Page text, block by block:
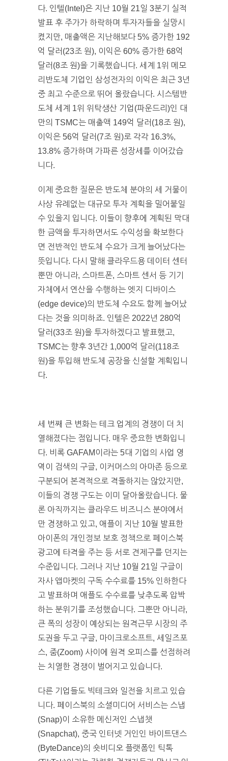
다. 인텔(Intel)은 지난 10월 21일 3분기 실적
발표 후 주가가 하락하며 투자자들을 실망시
켰지만, 매출액은 지난해보다 5% 증가한 192
억 달러(23조 원), 이익은 60% 증가한 68억
달러(8조 원)을 기록했습니다. 세계 1위 메모
리반도체 기업인 삼성전자의 이익은 최근 3년
중 최고 수준으로 뛰어 올랐습니다. 시스템반
도체 세계 1위 위탁생산 기업(파운드리)인 대
만의 TSMC는 매출액 149억 달러(18조 원),
이익은 56억 달러(7조 원)로 각각 16.3%,
13.8% 증가하며 가파른 성장세를 이어갔습
니다.
이제 중요한 질문은 반도체 분야의 세 거물이
사상 유례없는 대규모 투자 계획을 밀어붙일
수 있을지 입니다. 이들이 향후에 계획된 막대
한 금액을 투자하면서도 수익성을 확보한다
면 전반적인 반도체 수요가 크게 늘어났다는
뜻입니다. 다시 말해 클라우드용 데이터 센터
뿐만 아니라, 스마트폰, 스마트 센서 등 기기
자체에서 연산을 수행하는 엣지 디바이스
(edge device)의 반도체 수요도 함께 늘어났
다는 것을 의미하죠. 인텔은 2022년 280억
달러(33조 원)을 투자하겠다고 발표했고,
TSMC는 향후 3년간 1,000억 달러(118조
원)을 투입해 반도체 공장을 신설할 계획입니
다.
세 번째 큰 변화는 테크 업계의 경쟁이 더 치
열해졌다는 점입니다. 매우 중요한 변화입니
다. 비록 GAFAM이라는 5대 기업의 사업 영
역이 검색의 구글, 이커머스의 아마존 등으로
구분되어 본격적으로 격돌하지는 않았지만,
이들의 경쟁 구도는 이미 달아올랐습니다. 물
론 아직까지는 클라우드 비즈니스 분야에서
만 경쟁하고 있고, 애플이 지난 10월 발표한
아이폰의 개인정보 보호 정책으로 페이스북
광고에 타격을 주는 등 서로 견제구를 던지는
수준입니다. 그러나 지난 10월 21일 구글이
자사 앱마켓의 구독 수수료를 15% 인하한다
고 발표하며 애플도 수수료를 낮추도록 압박
하는 분위기를 조성했습니다. 그뿐만 아니라,
큰 폭의 성장이 예상되는 원격근무 시장의 주
도권을 두고 구글, 마이크로소프트, 세일즈포
스, 줌(Zoom) 사이에 원격 오피스를 선점하려
는 치열한 경쟁이 벌어지고 있습니다.
다른 기업들도 빅테크와 일전을 치르고 있습
니다. 페이스북의 소셜미디어 서비스는 스냅
(Snap)이 소유한 메신저인 스냅챗
(Snapchat), 중국 인터넷 거인인 바이트댄스
(ByteDance)의 숏비디오 플랫폼인 틱톡